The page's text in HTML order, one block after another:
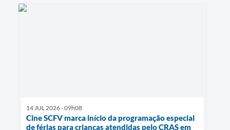
14 JUL 2026 - 09h08
Cine SCFV marca início da programação especial
de férias para crianças atendidas pelo CRAS em